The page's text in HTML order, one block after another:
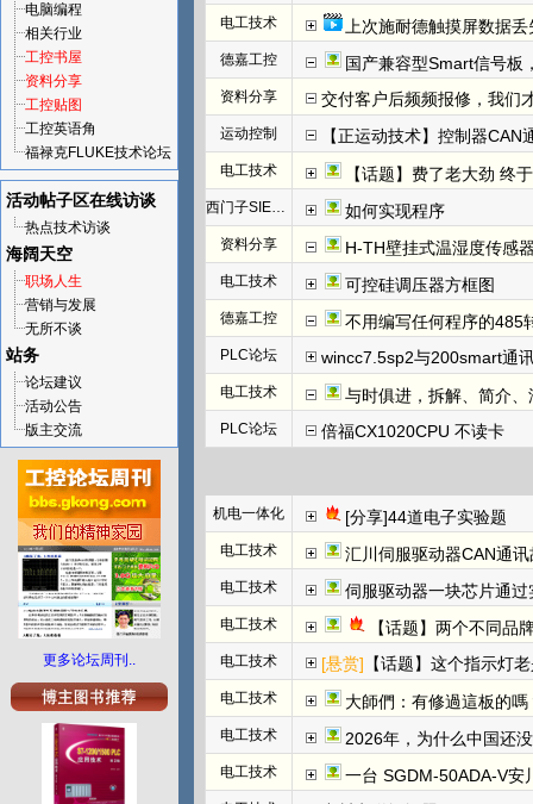
电脑编程
相关行业
工控书屋
资料分享
工控贴图
工控英语角
福禄克FLUKE技术论坛
活动帖子区在线访谈
热点技术访谈
海阔天空
职场人生
营销与发展
无所不谈
站务
论坛建议
活动公告
版主交流
更多论坛周刊..
电工技术 上次施耐德触摸屏数据丢
德嘉工控 国产兼容型Smart信号板，通
资料分享 交付客户后频频报修，我们才
运动控制 【正运动技术】控制器
电工技术 【话题】费了老大劲 终于
西门子SIEMENS 如何实现程序
资料分享 H-TH壁挂式温湿度传感
电工技术 可控硅调压器方框图
德嘉工控 不用编写任何程序的485
PLC论坛 wincc7.5sp2与200smart通
电工技术 与时俱进，拆解、简介
PLC论坛 倍福CX1020CPU 不读卡
机电一体化 [分享]44道电子实验题
电工技术 汇川伺服驱动器CAN通讯
电工技术 伺服驱动器一块芯片通
电工技术 【话题】两个不同品
电工技术 [悬赏] 【话题】这个指示灯
电工技术 大師們：有修過這板的
电工技术 2026年，为什么中国还
电工技术 一台 SGDM-50ADA-V安